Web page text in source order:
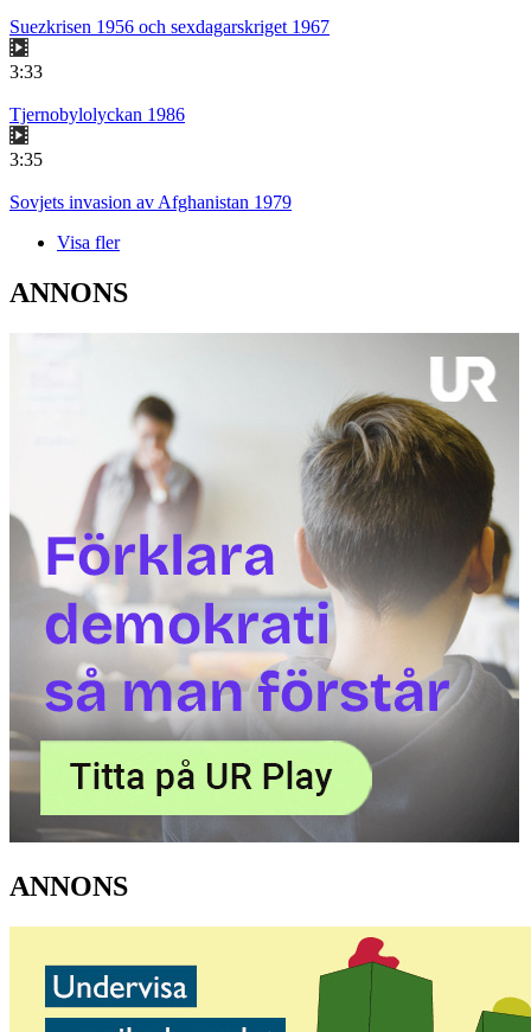
Suezkrisen 1956 och sexdagarskriget 1967
3:33
Tjernobylolyckan 1986
3:35
Sovjets invasion av Afghanistan 1979
Visa fler
ANNONS
ANNONS